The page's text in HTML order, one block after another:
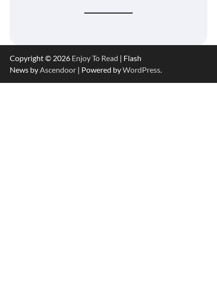
Copyright © 2026 Enjoy To Read | Flash
News byAscendoor | Powered byWordPress.